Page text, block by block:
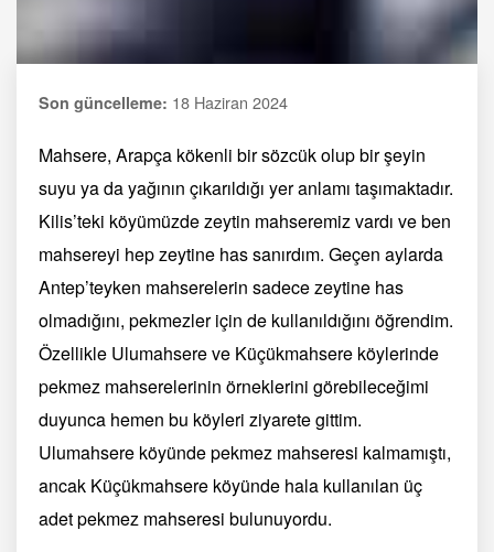
Son güncelleme: 18 Haziran 2024
Mahsere, Arapça kökenli bir sözcük olup bir şeyin
suyu ya da yağının çıkarıldığı yer anlamı taşımaktadır.
Kilis’teki köyümüzde zeytin mahseremiz vardı ve ben
mahsereyi hep zeytine has sanırdım. Geçen aylarda
Antep’teyken mahserelerin sadece zeytine has
olmadığını, pekmezler için de kullanıldığını öğrendim.
Özellikle Ulumahsere ve Küçükmahsere köylerinde
pekmez mahserelerinin örneklerini görebileceğimi
duyunca hemen bu köyleri ziyarete gittim.
Ulumahsere köyünde pekmez mahseresi kalmamıştı,
ancak Küçükmahsere köyünde hala kullanılan üç
adet pekmez mahseresi bulunuyordu.